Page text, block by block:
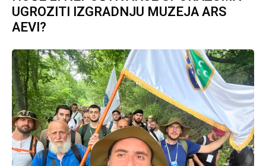
UGROZITI IZGRADNJU MUZEJA ARS
AEVI?